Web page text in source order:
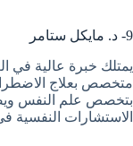
9- د. مايكل ستامر
يمتلك خبرة عالية
متخصص بعلاج
بتخصص علم النفس
الاستشارات النفسية